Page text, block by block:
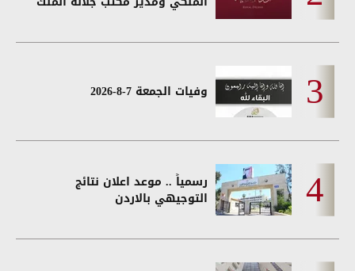
وفيات الجمعة 7-8-2026
رسمياً .. موعد اعلان نتائج
التوجيهي بالاردن